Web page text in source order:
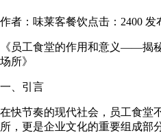
作者：味莱客餐饮点击：2400 发
《员工食堂的作用和意义——揭
场所》
一、引言
在快节奏的现代社会，员工食堂
所，更是企业文化的重要组成部